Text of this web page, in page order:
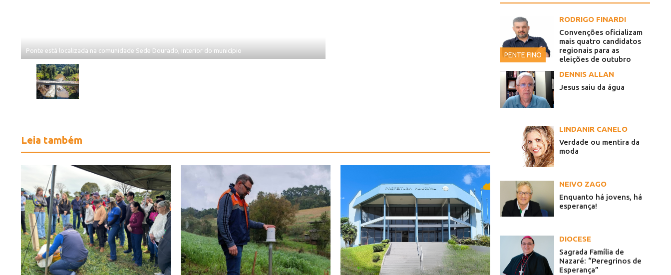
Ponte está localizada na comunidade Sede Dourado, interior do município
Leia também
PENTE FINO
RODRIGO FINARDI
Convenções oficializam
mais quatro candidatos
regionais para as
eleições de outubro
DENNIS ALLAN
Jesus saiu da água
LINDANIR CANELO
Verdade ou mentira da
moda
NEIVO ZAGO
Enquanto há jovens, há
esperança!
DIOCESE
Sagrada Família de
Nazaré: “Peregrinos de
Esperança”